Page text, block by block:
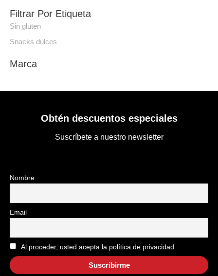
Filtrar Por Etiqueta
Sin gluten
Snacks dulces
Marca
Obtén descuentos especiales
Suscríbete a nuestro newsletter
Nombre
Email
Al proceder, usted acepta la política de privacidad